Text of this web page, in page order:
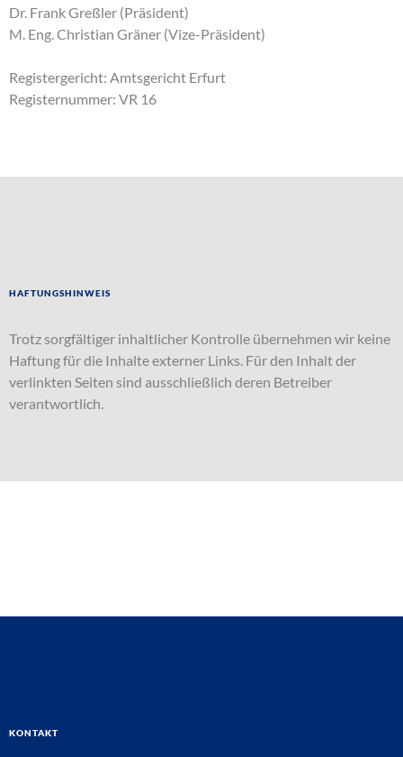
Dr. Frank Greßler (Präsident)
M. Eng. Christian Gräner (Vize-Präsident)
Registergericht: Amtsgericht Erfurt
Registernummer: VR 16
Haftungshinweis
Trotz sorgfältiger inhaltlicher Kontrolle übernehmen wir keine
Haftung für die Inhalte externer Links. Für den Inhalt der
verlinkten Seiten sind ausschließlich deren Betreiber
verantwortlich.
Kontakt